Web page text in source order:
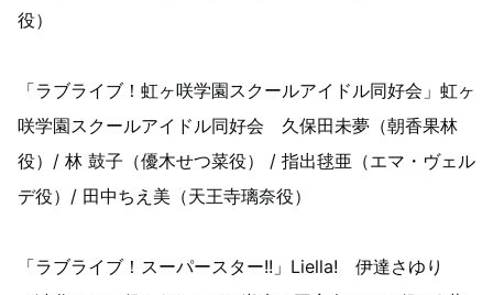
役）
「ラブライブ！虹ヶ咲学園スクールアイドル同好会」虹ヶ
咲学園スクールアイドル同好会 久保田未夢（朝香果林
役）/ 林 鼓子（優木せつ菜役） / 指出毬亜（エマ・ヴェル
デ役）/ 田中ちえ美（天王寺璃奈役）
「ラブライブ！スーパースター!!」Liella! 伊達さゆり